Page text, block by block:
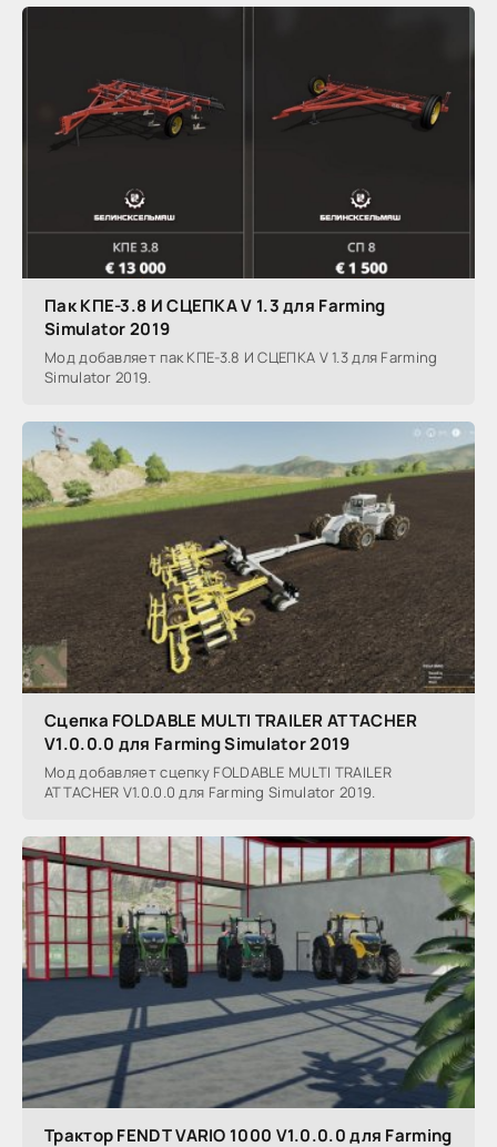
Пак КПЕ-3.8 И СЦЕПКА V 1.3 для Farming
Simulator 2019
Мод добавляет пак КПЕ-3.8 И СЦЕПКА V 1.3 для Farming
Simulator 2019.
Сцепка FOLDABLE MULTI TRAILER ATTACHER
V1.0.0.0 для Farming Simulator 2019
Мод добавляет сцепку FOLDABLE MULTI TRAILER
ATTACHER V1.0.0.0 для Farming Simulator 2019.
Трактор FENDT VARIO 1000 V1.0.0.0 для Farming